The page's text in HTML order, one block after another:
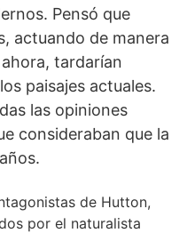
Pensó que
actuando de manera
tardarían
paisajes actuales.
las opiniones
consideraban que la
de Hutton,
por el naturalista